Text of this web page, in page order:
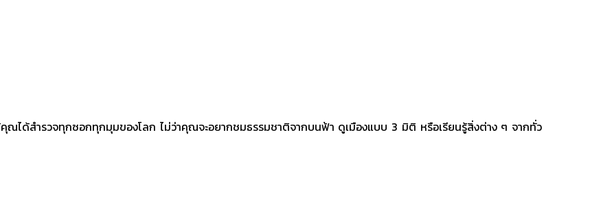
ได้สำรวจทุกซอกทุกมุมของโลก ไม่ว่าคุณจะอยากชมธรรมชาติจากบนฟ้า ดูเมืองแบบ 3 มิติ หรือเรียนรู้สิ่งต่าง ๆ จากทั่ว